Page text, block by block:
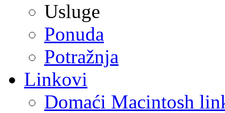
Usluge
Ponuda
Potražnja
Linkovi
Domaći Macintosh